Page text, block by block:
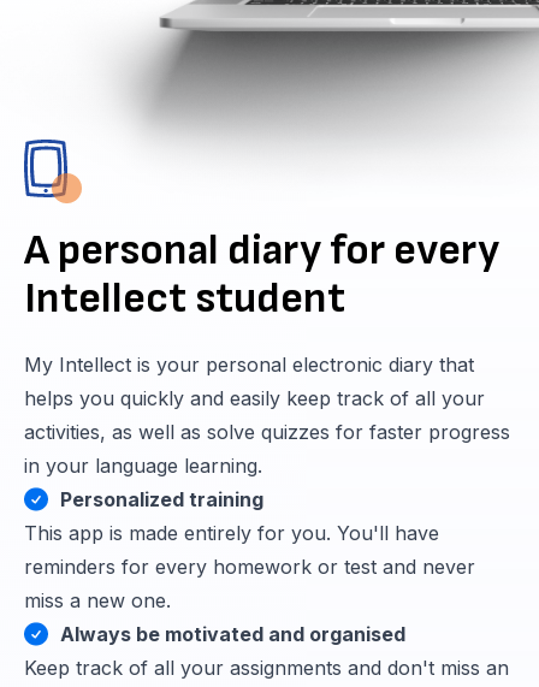
A personal diary for every
Intellect student
My Intellect is your personal electronic diary that
helps you quickly and easily keep track of all your
activities, as well as solve quizzes for faster progress
in your language learning.
Personalized training
This app is made entirely for you. You'll have
reminders for every homework or test and never
miss a new one.
Always be motivated and organised
Keep track of all your assignments and don't miss an